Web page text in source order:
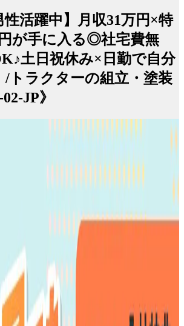
性活躍中】月収31万円×特
が手に入る◎社宅費無
土日祝休み×日勤で自分
/トラクターの組立・塗装
JP》